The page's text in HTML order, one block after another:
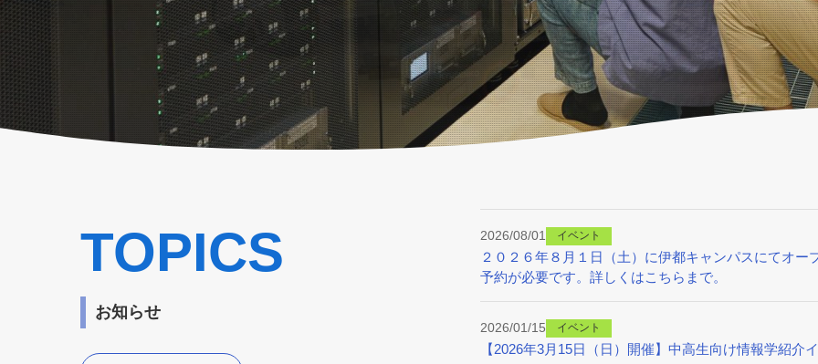
TOPICS
お知らせ
2026/08/01 イベント
２０２６年８月１日（土）に伊都キャンパスにてオ
予約が必要です。詳しくはこちらまで。
2026/01/15 イベント
【2026年3月15日（日）開催】中高生向け情報学紹